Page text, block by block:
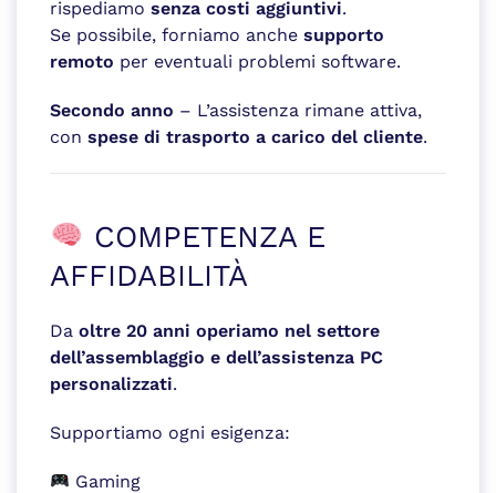
rispediamo senza costi aggiuntivi.
Se possibile, forniamo anche supporto
remoto per eventuali problemi software.
Secondo anno – L’assistenza rimane attiva,
con spese di trasporto a carico del cliente.
COMPETENZA E
AFFIDABILITÀ
Da oltre 20 anni operiamo nel settore
dell’assemblaggio e dell’assistenza PC
personalizzati.
Supportiamo ogni esigenza:
Gaming